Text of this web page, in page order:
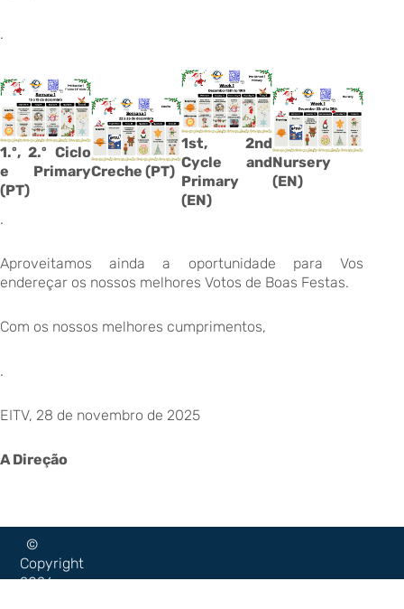
.
1.º, 2.º Ciclo
e Primary
(PT)
Creche (PT)
1st, 2nd
Cycle and
Primary
(EN)
Nursery
(EN)
.
Aproveitamos ainda a oportunidade para Vos
endereçar os nossos melhores Votos de Boas Festas.
Com os nossos melhores cumprimentos,
.
EITV, 28 de novembro de 2025
A Direção
©
Copyright
2026